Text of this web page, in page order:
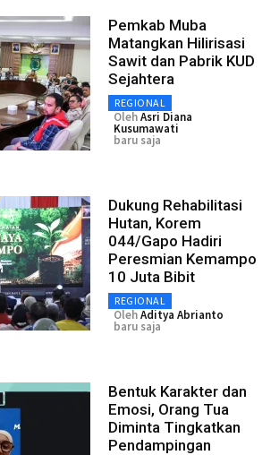
Pemkab Muba
Matangkan Hilirisasi
Sawit dan Pabrik KUD
Sejahtera
REGIONAL
OlehAsri Diana
Kusumawati
baru saja
Dukung Rehabilitasi
Hutan, Korem
044/Gapo Hadiri
Peresmian Kemampo
10 Juta Bibit
REGIONAL
OlehAditya Abrianto
baru saja
Bentuk Karakter dan
Emosi, Orang Tua
Diminta Tingkatkan
Pendampingan